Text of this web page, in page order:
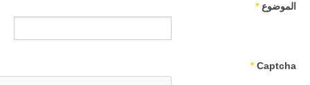
الموضوع *
Captcha
*